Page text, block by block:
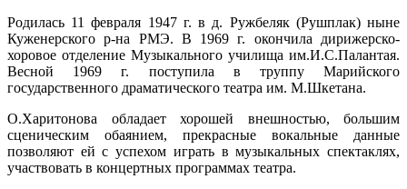
Родилась 11 февраля 1947 г. в д. Ружбеляк (Рушплак) ныне
Куженерского р-на РМЭ. В 1969 г. окончила дирижерско-
хоровое отделение Музыкального училища им.И.С.Палантая.
Весной 1969 г. поступила в труппу Марийского
государственного драматического театра им. М.Шкетана.
О.Харитонова обладает хорошей внешностью, большим
сценическим обаянием, прекрасные вокальные данные
позволяют ей с успехом играть в музыкальных спектаклях,
участвовать в концертных программах театра.